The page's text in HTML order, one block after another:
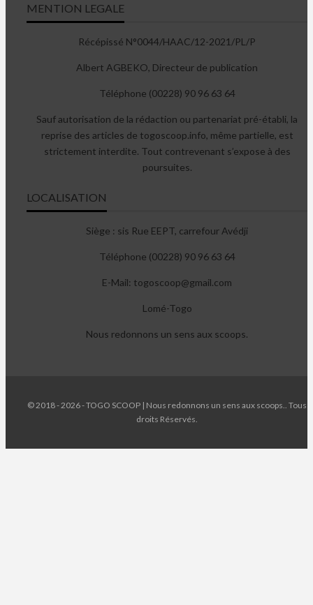
MENTION LEGALE
Récépissé N°0044/HAAC/12-2021/PL/P
Albert AGBEKO, Directeur de publication
Téléphone (00228) 90 96 63 64
Sauf autorisation de la rédaction ou partenariat pré-établi, la
reprise des articles de togoscoop.info, même partielle, est
strictement interdite. Tout contrevenant s’expose à des
poursuites.
LOCALISATION
Siège : sis Rue EEPT, carrefour Avédji
Téléphone (00228) 90 96 63 64
E-Mail: togoscoop@gmail.com
Lomé-Togo
Nous redonnons un sens aux scoops.
© 2018 - 2026 - TOGO SCOOP | Nous redonnons un sens aux scoops.. Tous
droits Réservés.